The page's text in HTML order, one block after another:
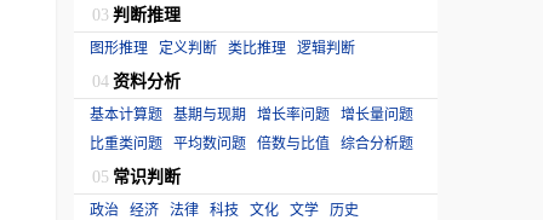
03 判断推理
图形推理 定义判断 类比推理 逻辑判断
04 资料分析
基本计算题 基期与现期 增长率问题 增长量问题
比重类问题 平均数问题 倍数与比值 综合分析题
05 常识判断
政治 经济 法律 科技 文化 文学 历史